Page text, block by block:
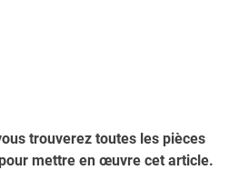
trouverez toutes les pièces
mettre en œuvre cet article.